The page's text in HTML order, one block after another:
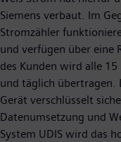
Siemens verbaut. Im
Stromzähler
und verfügen über eine
des Kunden wird alle
und täglich übertragen.
Gerät verschlüsselt
Datenumsetzung und
System UDIS wird das